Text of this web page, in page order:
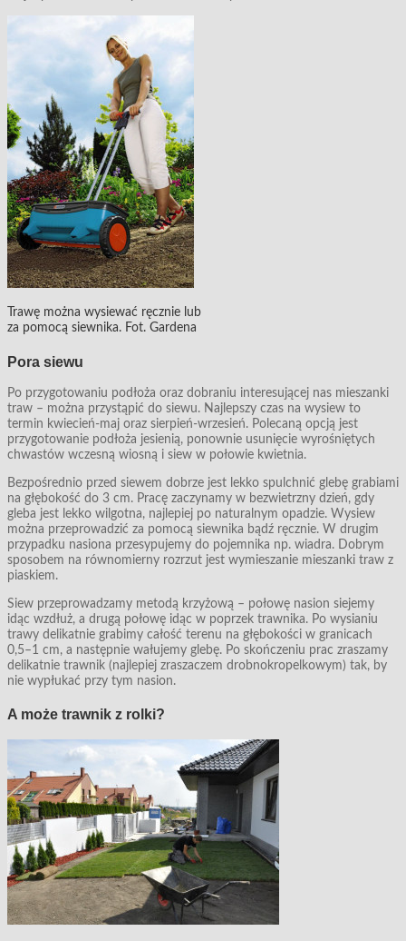
Trawę można wysiewać ręcznie lub
za pomocą siewnika. Fot. Gardena
Pora siewu
Po przygotowaniu podłoża oraz dobraniu interesującej nas mieszanki
traw – można przystąpić do siewu. Najlepszy czas na wysiew to
termin kwiecień-maj oraz sierpień-wrzesień. Polecaną opcją jest
przygotowanie podłoża jesienią, ponownie usunięcie wyrośniętych
chwastów wczesną wiosną i siew w połowie kwietnia.
Bezpośrednio przed siewem dobrze jest lekko spulchnić glebę grabiami
na głębokość do 3 cm. Pracę zaczynamy w bezwietrzny dzień, gdy
gleba jest lekko wilgotna, najlepiej po naturalnym opadzie. Wysiew
można przeprowadzić za pomocą siewnika bądź ręcznie. W drugim
przypadku nasiona przesypujemy do pojemnika np. wiadra. Dobrym
sposobem na równomierny rozrzut jest wymieszanie mieszanki traw z
piaskiem.
Siew przeprowadzamy metodą krzyżową – połowę nasion siejemy
idąc wzdłuż, a drugą połowę idąc w poprzek trawnika. Po wysianiu
trawy delikatnie grabimy całość terenu na głębokości w granicach
0,5–1 cm, a następnie wałujemy glebę. Po skończeniu prac zraszamy
delikatnie trawnik (najlepiej zraszaczem drobnokropelkowym) tak, by
nie wypłukać przy tym nasion.
A może trawnik z rolki?